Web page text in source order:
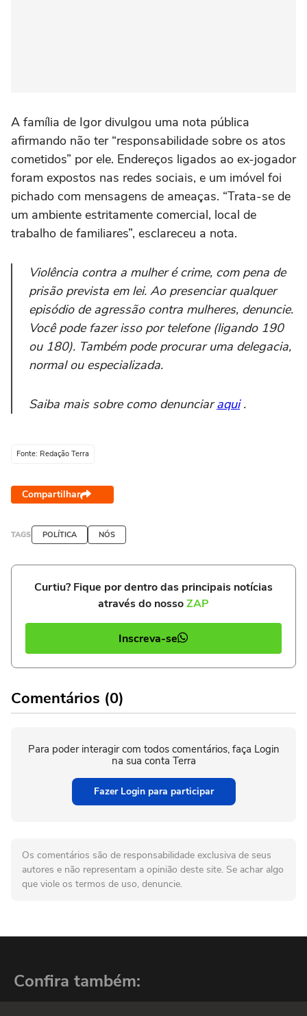
A família de Igor divulgou uma nota pública
afirmando não ter “responsabilidade sobre os atos
cometidos” por ele. Endereços ligados ao ex-jogador
foram expostos nas redes sociais, e um imóvel foi
pichado com mensagens de ameaças. “Trata-se de
um ambiente estritamente comercial, local de
trabalho de familiares”, esclareceu a nota.
Violência contra a mulher é crime, com pena de
prisão prevista em lei. Ao presenciar qualquer
episódio de agressão contra mulheres, denuncie.
Você pode fazer isso por telefone (ligando 190
ou 180). Também pode procurar uma delegacia,
normal ou especializada.
Saiba mais sobre como denunciaraqui.
Fonte: Redação Terra
Compartilhar
TAGS POLÍTICA NÓS
Curtiu? Fique por dentro das principais notícias
através do nossoZAP
Inscreva-se
Comentários (0)
Para poder interagir com todos comentários, faça Login
na sua conta Terra
Fazer Login para participar
Os comentários são de responsabilidade exclusiva de seus
autores e não representam a opinião deste site. Se achar algo
que viole os termos de uso, denuncie.
Confira também: